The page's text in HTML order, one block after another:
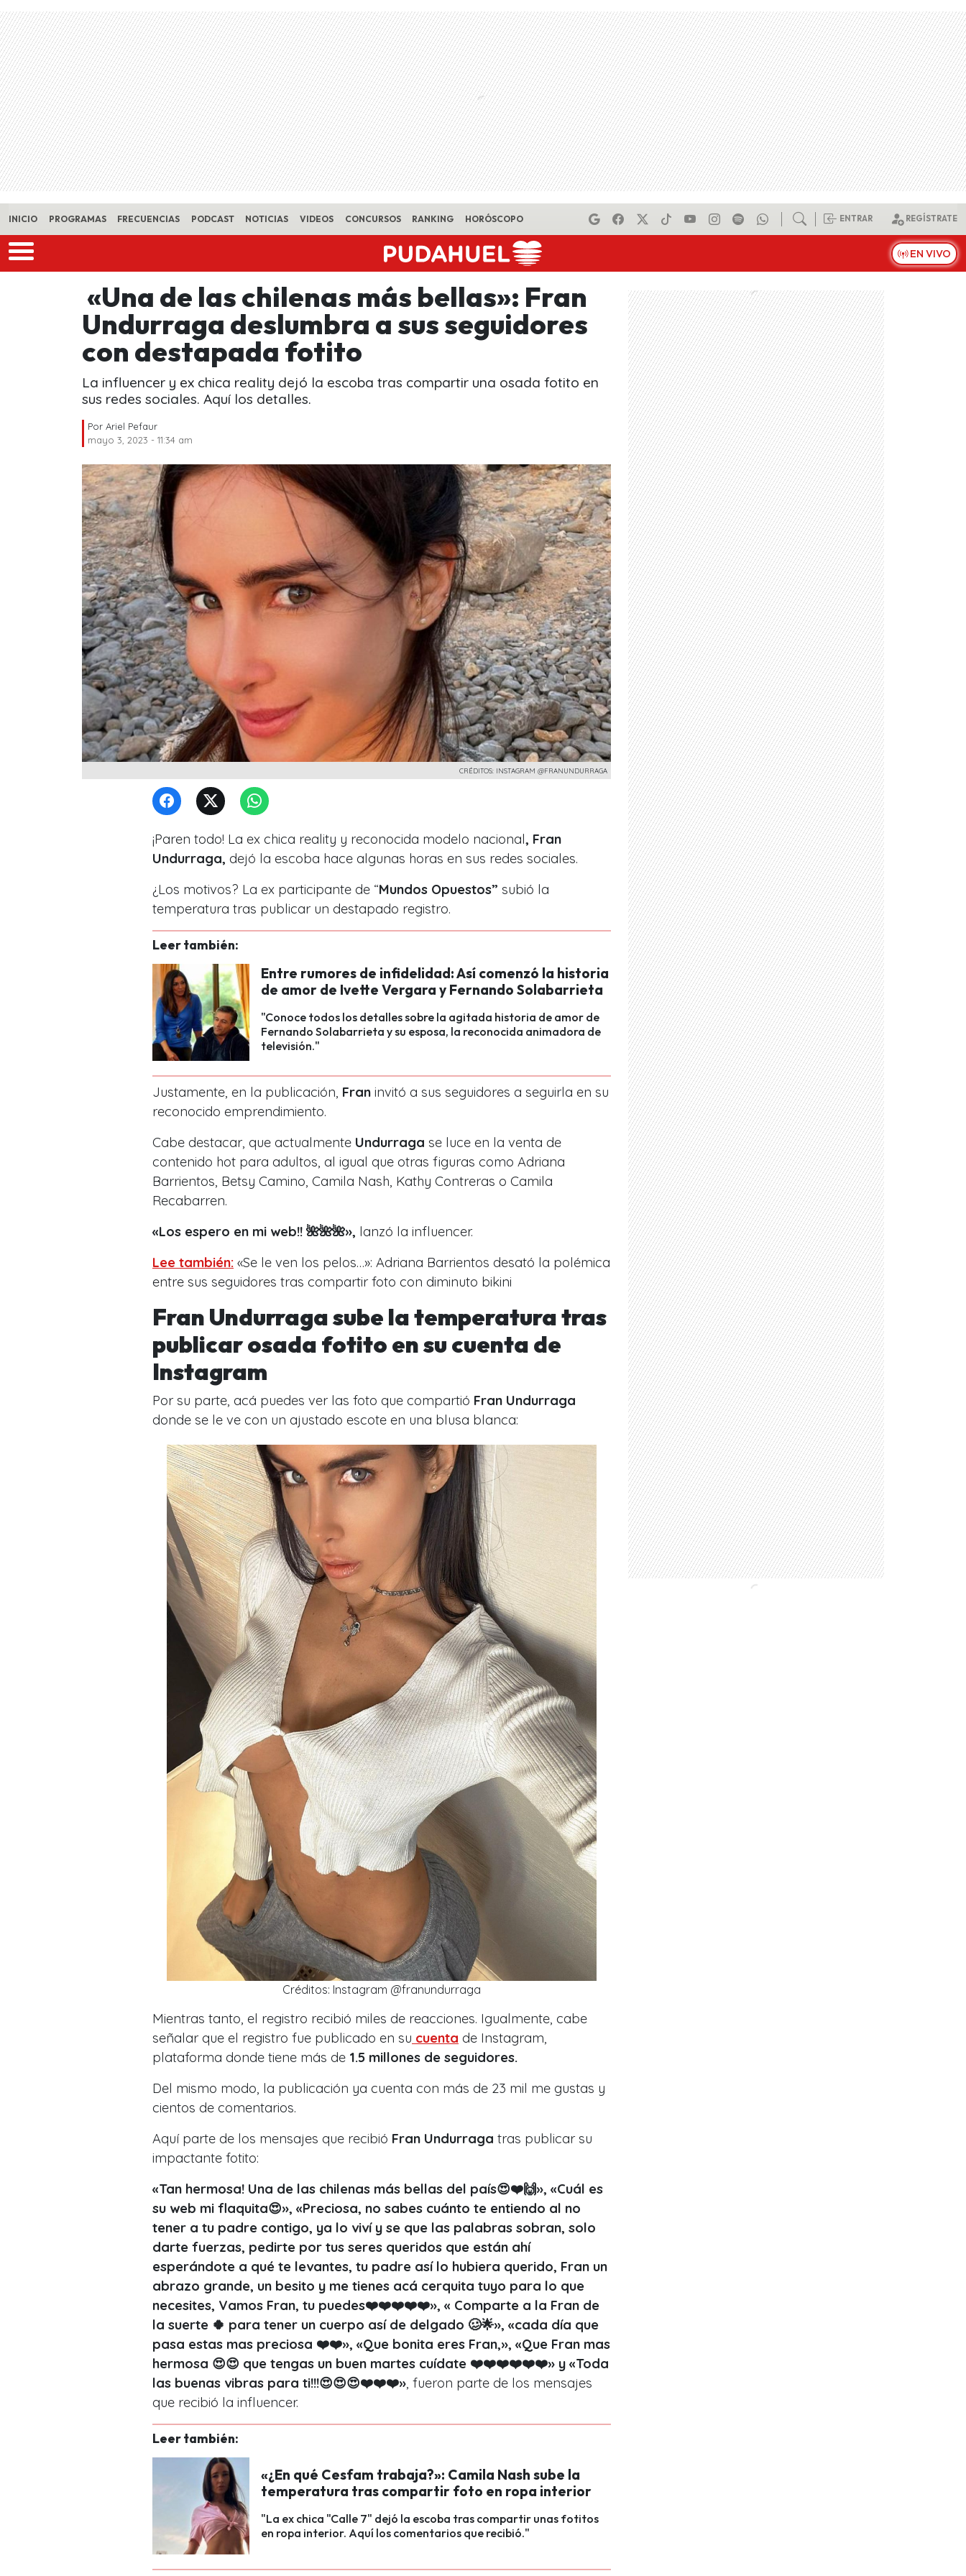
Skip to main content
INICIO PROGRAMAS FRECUENCIAS PODCAST NOTICIAS VIDEOS CONCURSOS RANKING HORÓSCOPO ENTRAR REGÍSTRATE
EN VIVO
«Una de las chilenas más bellas»: Fran
Undurraga deslumbra a sus seguidores
con destapada fotito
La influencer y ex chica reality dejó la escoba tras compartir una osada fotito en
sus redes sociales. Aquí los detalles.
Por Ariel Pefaur
mayo 3, 2023 - 11:34 am
CRÉDITOS: INSTAGRAM @FRANUNDURRAGA
¡Paren todo! La ex chica reality y reconocida modelo nacional, Fran
Undurraga, dejó la escoba hace algunas horas en sus redes sociales.
¿Los motivos? La ex participante de “Mundos Opuestos” subió la
temperatura tras publicar un destapado registro.
Leer también:
Entre rumores de infidelidad: Así comenzó la historia
de amor de Ivette Vergara y Fernando Solabarrieta
"Conoce todos los detalles sobre la agitada historia de amor de
Fernando Solabarrieta y su esposa, la reconocida animadora de
televisión."
Justamente, en la publicación, Fran invitó a sus seguidores a seguirla en su
reconocido emprendimiento.
Cabe destacar, que actualmente Undurraga se luce en la venta de
contenido hot para adultos, al igual que otras figuras como Adriana
Barrientos, Betsy Camino, Camila Nash, Kathy Contreras o Camila
Recabarren.
«Los espero en mi web!! 🌺🌺🌺», lanzó la influencer.
Lee también: «Se le ven los pelos…»: Adriana Barrientos desató la polémica
entre sus seguidores tras compartir foto con diminuto bikini
Fran Undurraga sube la temperatura tras
publicar osada fotito en su cuenta de
Instagram
Por su parte, acá puedes ver las foto que compartió Fran Undurraga
donde se le ve con un ajustado escote en una blusa blanca:
Créditos: Instagram @franundurraga
Mientras tanto, el registro recibió miles de reacciones. Igualmente, cabe
señalar que el registro fue publicado en su cuenta de Instagram,
plataforma donde tiene más de 1.5 millones de seguidores.
Del mismo modo, la publicación ya cuenta con más de 23 mil me gustas y
cientos de comentarios.
Aquí parte de los mensajes que recibió Fran Undurraga tras publicar su
impactante fotito:
«Tan hermosa! Una de las chilenas más bellas del país😍❤️🙌», «Cuál es
su web mi flaquita😍», «Preciosa, no sabes cuánto te entiendo al no
tener a tu padre contigo, ya lo viví y se que las palabras sobran, solo
darte fuerzas, pedirte por tus seres queridos que están ahí
esperándote a qué te levantes, tu padre así lo hubiera querido, Fran un
abrazo grande, un besito y me tienes acá cerquita tuyo para lo que
necesites, Vamos Fran, tu puedes❤️❤️❤️❤️❤️», « Comparte a la Fran de
la suerte 🍀 para tener un cuerpo así de delgado 🥴🌟», «cada día que
pasa estas mas preciosa ❤️❤️», «Que bonita eres Fran,», «Que Fran mas
hermosa 😍😍 que tengas un buen martes cuídate ❤️❤️❤️❤️❤️❤️» y «Toda
las buenas vibras para ti!!!😍😍😍❤️❤️❤️», fueron parte de los mensajes
que recibió la influencer.
Leer también:
«¿En qué Cesfam trabaja?»: Camila Nash sube la
temperatura tras compartir foto en ropa interior
"La ex chica "Calle 7" dejó la escoba tras compartir unas fotitos
en ropa interior. Aquí los comentarios que recibió."